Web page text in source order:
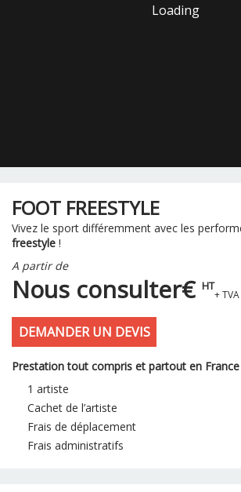
Loading
FOOT FREESTYLE
Vivez le sport différemment avec les
freestyle !
A partir de
Nous consulter€ HT
+
DEMANDER UN DEVIS
Prestation tout compris et partout en France
1 artiste
Cachet de l’artiste
Frais de déplacement
Frais administratifs